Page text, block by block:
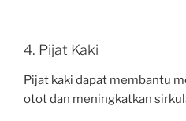
4. Pijat Kaki
Pijat kaki dapat membantu
otot dan meningkatkan